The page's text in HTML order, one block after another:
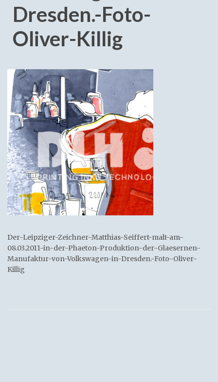
Dresden.-Foto-
Oliver-Killig
Der-Leipziger-Zeichner-Matthias-Seiffert-malt-am-
08.03.2011-in-der-Phaeton-Produktion-der-Glaesernen-
Manufaktur-von-Volkswagen-in-Dresden.-Foto-Oliver-
Killig